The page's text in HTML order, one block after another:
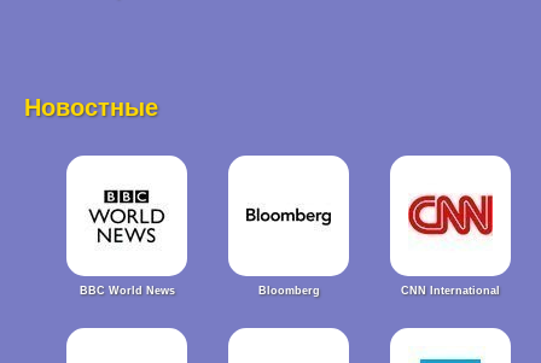
Новостные
BBC World News Bloomberg CNN International